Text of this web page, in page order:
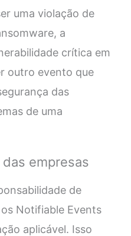
uma violação de
a
crítica em
outro evento que
das
de uma
empresas
de
Notifiable Events
aplicável. Isso